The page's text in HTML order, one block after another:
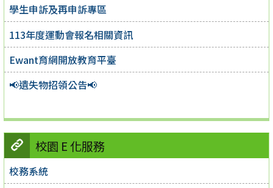
學生申訴及再申訴專區
113年度運動會報名相關資訊
Ewant育網開放教育平臺
📢遺失物招領公告📢
校園 E 化服務
校務系統